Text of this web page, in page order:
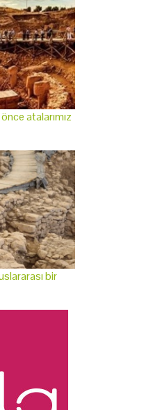
atalarımız
bir